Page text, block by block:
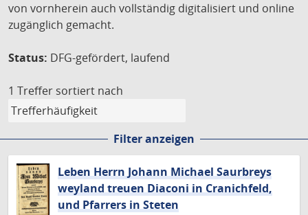
von vornherein auch vollständig digitalisiert und online
zugänglich gemacht.
Status: DFG-gefördert, laufend
1 Treffer sortiert nach
Filter anzeigen
Leben Herrn Johann Michael Saurbreys
weyland treuen Diaconi in Cranichfeld,
und Pfarrers in Steten